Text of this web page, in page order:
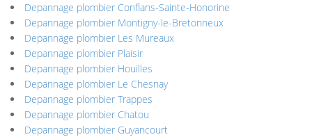
Depannage plombier Conflans-Sainte-Honorine
Depannage plombier Montigny-le-Bretonneux
Depannage plombier Les Mureaux
Depannage plombier Plaisir
Depannage plombier Houilles
Depannage plombier Le Chesnay
Depannage plombier Trappes
Depannage plombier Chatou
Depannage plombier Guyancourt